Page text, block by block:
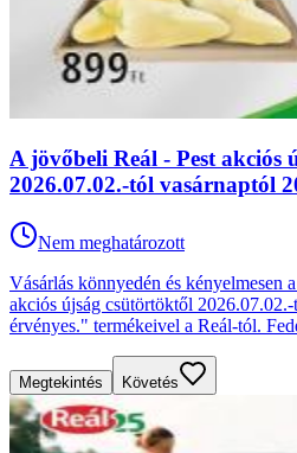
A jövőbeli Reál - Pest akciós
2026.07.02.-tól vasárnaptól
Nem meghatározott
Vásárlás könnyedén és kényelmesen
akciós újság csütörtöktől
érvényes." termékeivel a Reál-tól.
Megtekintés Követés